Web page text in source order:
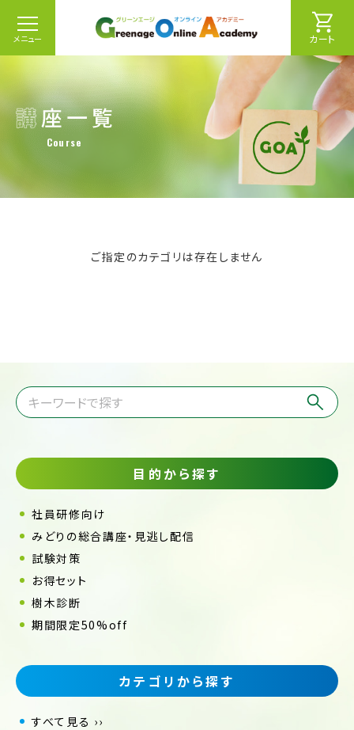
メニュー カート
Course
目的から探す
社員研修向け
みどりの総合講座・見逃し配信
試験対策
お得セット
樹木診断
期間限定50%off
カテゴリから探す
すべて見る ››
ご指定のカテゴリは存在しません